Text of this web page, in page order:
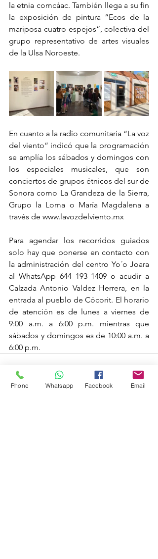
la etnia comcáac. También llega a su fin
la exposición de pintura “Ecos de la
mariposa cuatro espejos”, colectiva del
grupo representativo de artes visuales
de la Ulsa Noroeste.
En cuanto a la radio comunitaria “La voz
del viento” indicó que la programación
se amplía los sábados y domingos con
los especiales musicales, que son
conciertos de grupos étnicos del sur de
Sonora como La Grandeza de la Sierra,
Grupo la Loma o María Magdalena a
través de www.lavozdelviento.mx
Para agendar los recorridos guiados
solo hay que ponerse en contacto con
la administración del centro Yo´o Joara
al WhatsApp 644 193 1409 o acudir a
Calzada Antonio Valdez Herrera, en la
entrada al pueblo de Cócorit. El horario
de atención es de lunes a viernes de
9:00 a.m. a 6:00 p.m. mientras que
sábados y domingos es de 10:00 a.m. a
6:00 p.m.
Phone Whatsapp Facebook Email